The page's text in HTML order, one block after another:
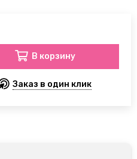
В корзину
Заказ в один клик